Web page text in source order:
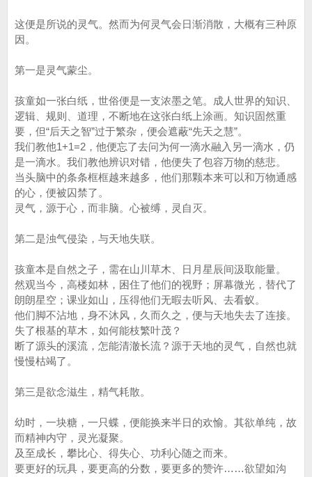
这便是所说的灵气。然而为何灵气会日渐消散，大概有三种原
因。
第一是灵气蒙尘。
孩童如一张白纸，世俗便是一支浓墨之笔。成人世界的知识、
逻辑、规则、道理，不断地在这张白纸上涂画。知识固然重
要，但“后天之智”过于繁杂，便会遮蔽“先天之慧”。
我们教他1+1=2，他便忘了去问为何一滴水融入另一滴水，仍
是一滴水。我们教他辨识对错，他便失了包容万物的慈悲。
当头脑中的条条框框越来越多，他们那颗本来可以和万物通感
的心，便被囚禁了。
灵气，源于心，而非脑。心被缚，灵自灭。
第二是浊气侵染，与天地失联。
孩童本是自然之子，需在山川草木、日月星辰间汲取能量。
然观当今，高楼如林，困住了他们的视野；屏幕微光，替代了
朗朗星空；课业如山，压得他们无暇去听风、去看蚁。
他们脚不沾地，身不沐风，久而久之，便与天地失去了连接。
失了根基的草木，如何能枝繁叶茂？
断了源头的溪流，怎能清澈长流？源于天地的灵气，自然也就
慢慢枯竭了。
第三是欲念滋生，精气耗散。
幼时，一块糖，一只蝶，便能换来半日的欢愉。其欲单纯，故
而精神内守，灵光凝聚。
及至成长，攀比心、得失心、功利心随之而来。
要更好的玩具，要更高的分数，要更多的赞许……欲望如沟